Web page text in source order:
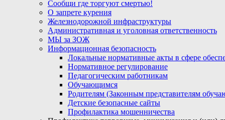
Сообщи где торгуют смертью!
О запрете курения
Железнодорожной инфраструктуры
Административная и уголовная ответственность
МЫ за ЗОЖ
Информационная безопасность
Локальные нормативные акты в сфере
Нормативное регулирование
Педагогическим работникам
Обучающимся
Родителям (Законным представителям
Детские безопасные сайты
Профилактика мошенничества